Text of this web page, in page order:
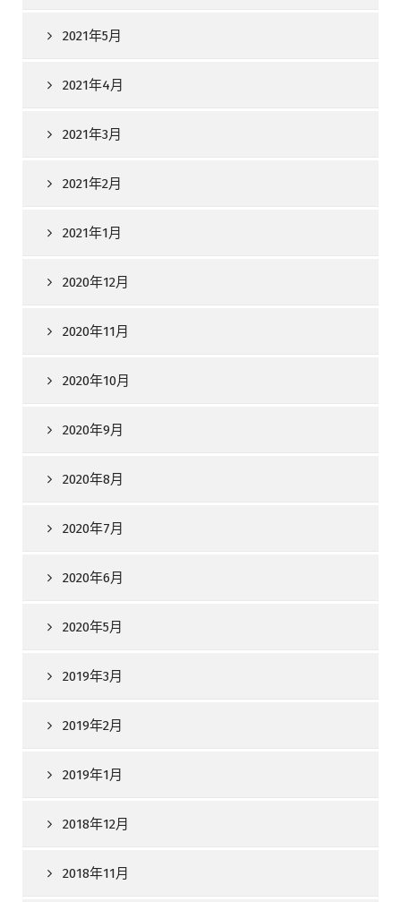
2021年5月
2021年4月
2021年3月
2021年2月
2021年1月
2020年12月
2020年11月
2020年10月
2020年9月
2020年8月
2020年7月
2020年6月
2020年5月
2019年3月
2019年2月
2019年1月
2018年12月
2018年11月